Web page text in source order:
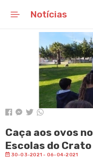
Mensagem do
Notícias
Eventos
Agenda
Notícias
Caça aos ovos
Escolas do Crato
30-03-2021 - 06-04-2021